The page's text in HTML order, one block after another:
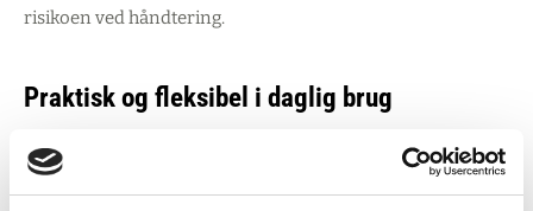
risikoen ved håndtering.
Praktisk og fleksibel i daglig brug
Polyethylen-beholderen er kemisk resistent og påvirker